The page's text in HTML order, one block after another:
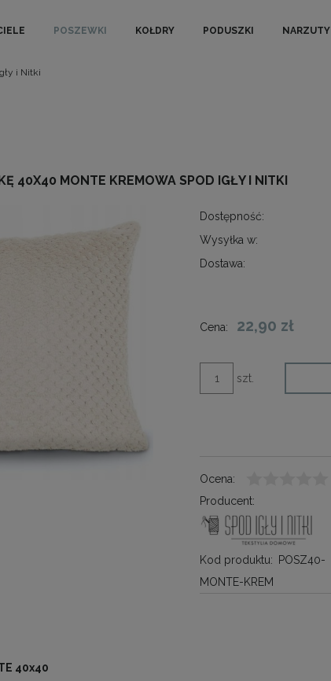
POSZEWKI KOŁDRY PODUSZKI NARZUTY
i Nitki
40X40 MONTE KREMOWA SPOD IGŁY I NITKI
Dostępność:
Wysyłka w:
Dostawa:
Cena: 22,90 zł
szt.
Ocena:
Producent:
Kod produktu: POSZ40-
MONTE-KREM
40x40